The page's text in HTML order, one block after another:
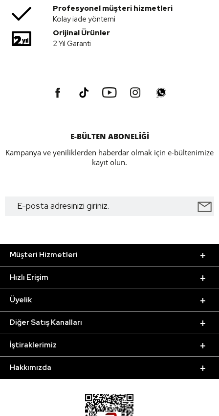
Profesyonel müşteri hizmetleri
Kolay iade yöntemi
Orijinal Ürünler
2 Yıl Garanti
E-BÜLTEN ABONELİĞİ
Kampanya ve yeniliklerden haberdar olmak için e-bültenimize
kayıt olun.
Müşteri Hizmetleri
Hızlı Erişim
Üyelik
Diğer Satış Kanalları
İştiraklerimiz
Hakkımızda